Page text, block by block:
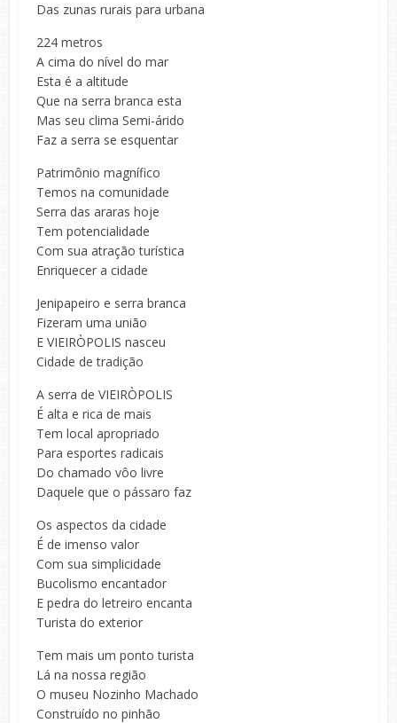
Das zunas rurais para urbana
224 metros
A cima do nível do mar
Esta é a altitude
Que na serra branca esta
Mas seu clima Semi-árido
Faz a serra se esquentar
Patrimônio magnífico
Temos na comunidade
Serra das araras hoje
Tem potencialidade
Com sua atração turística
Enriquecer a cidade
Jenipapeiro e serra branca
Fizeram uma união
E VIEIRÒPOLIS nasceu
Cidade de tradição
A serra de VIEIRÒPOLIS
É alta e rica de mais
Tem local apropriado
Para esportes radicais
Do chamado vôo livre
Daquele que o pássaro faz
Os aspectos da cidade
É de imenso valor
Com sua simplicidade
Bucolismo encantador
E pedra do letreiro encanta
Turista do exterior
Tem mais um ponto turista
Lá na nossa região
O museu Nozinho Machado
Construído no pinhão